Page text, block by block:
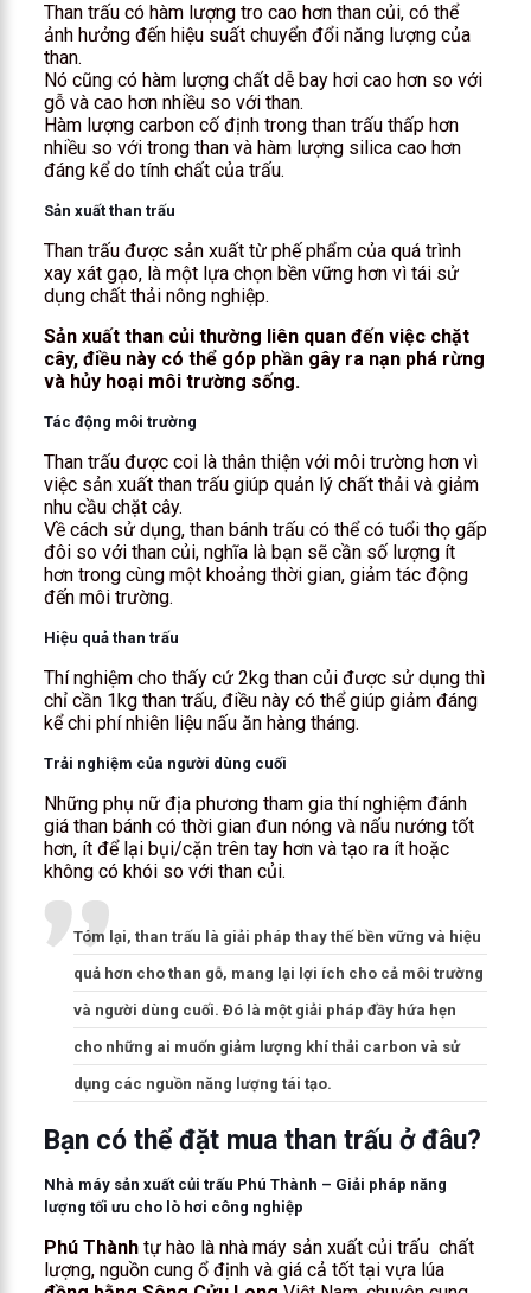
Than trấu có hàm lượng tro cao hơn than củi, có thể
ảnh hưởng đến hiệu suất chuyển đổi năng lượng của
than.
Nó cũng có hàm lượng chất dễ bay hơi cao hơn so với
gỗ và cao hơn nhiều so với than.
Hàm lượng carbon cố định trong than trấu thấp hơn
nhiều so với trong than và hàm lượng silica cao hơn
đáng kể do tính chất của trấu.
Sản xuất than trấu
Than trấu được sản xuất từ phế phẩm của quá trình
xay xát gạo, là một lựa chọn bền vững hơn vì tái sử
dụng chất thải nông nghiệp.
Sản xuất than củi thường liên quan đến việc chặt
cây, điều này có thể góp phần gây ra nạn phá rừng
và hủy hoại môi trường sống.
Tác động môi trường
Than trấu được coi là thân thiện với môi trường hơn vì
việc sản xuất than trấu giúp quản lý chất thải và giảm
nhu cầu chặt cây.
Về cách sử dụng, than bánh trấu có thể có tuổi thọ gấp
đôi so với than củi, nghĩa là bạn sẽ cần số lượng ít
hơn trong cùng một khoảng thời gian, giảm tác động
đến môi trường.
Hiệu quả than trấu
Thí nghiệm cho thấy cứ 2kg than củi được sử dụng thì
chỉ cần 1kg than trấu, điều này có thể giúp giảm đáng
kể chi phí nhiên liệu nấu ăn hàng tháng.
Trải nghiệm của người dùng cuối
Những phụ nữ địa phương tham gia thí nghiệm đánh
giá than bánh có thời gian đun nóng và nấu nướng tốt
hơn, ít để lại bụi/cặn trên tay hơn và tạo ra ít hoặc
không có khói so với than củi.
Tóm lại, than trấu là giải pháp thay thế bền vững và hiệu
quả hơn cho than gỗ, mang lại lợi ích cho cả môi trường
và người dùng cuối. Đó là một giải pháp đầy hứa hẹn
cho những ai muốn giảm lượng khí thải carbon và sử
dụng các nguồn năng lượng tái tạo.
Bạn có thể đặt mua than trấu ở đâu?
Nhà máy sản xuất củi trấu Phú Thành – Giải pháp năng
lượng tối ưu cho lò hơi công nghiệp
Phú Thànhtự hào là nhà máy sản xuất củi trấu chất
lượng, nguồn cung ổ định và giá cả tốt tại vựa lúa